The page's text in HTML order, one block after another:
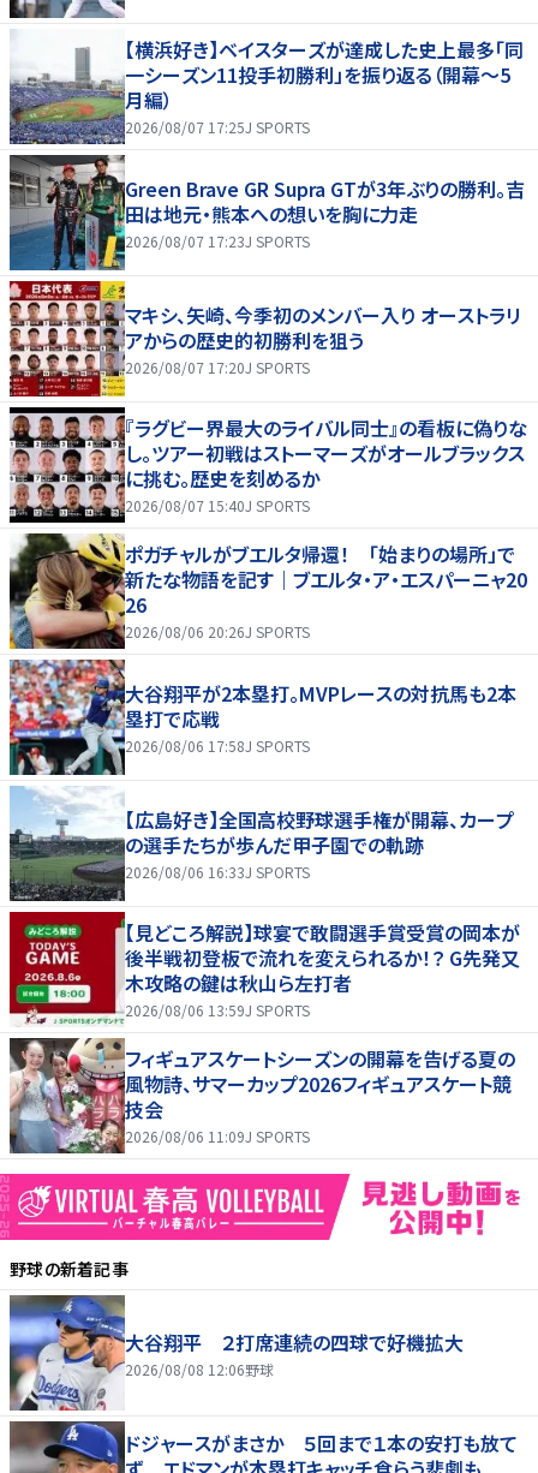
【横浜好き】ベイスターズが達成した史上最多「同
一シーズン11投手初勝利」を振り返る（開幕～5
月編）
2026/08/07 17:25J SPORTS
Green Brave GR Supra GTが3年ぶりの勝利。吉
田は地元・熊本への想いを胸に力走
2026/08/07 17:23J SPORTS
マキシ、矢崎、今季初のメンバー入り オーストラリ
アからの歴史的初勝利を狙う
2026/08/07 17:20J SPORTS
『ラグビー界最大のライバル同士』の看板に偽りな
し。ツアー初戦はストーマーズがオールブラックス
に挑む。歴史を刻めるか
2026/08/07 15:40J SPORTS
ポガチャルがブエルタ帰還！ 「始まりの場所」で
新たな物語を記す｜ブエルタ・ア・エスパーニャ20
26
2026/08/06 20:26J SPORTS
大谷翔平が2本塁打。MVPレースの対抗馬も2本
塁打で応戦
2026/08/06 17:58J SPORTS
【広島好き】全国高校野球選手権が開幕、カープ
の選手たちが歩んだ甲子園での軌跡
2026/08/06 16:33J SPORTS
【見どころ解説】球宴で敢闘選手賞受賞の岡本が
後半戦初登板で流れを変えられるか！？ G先発又
木攻略の鍵は秋山ら左打者
2026/08/06 13:59J SPORTS
フィギュアスケートシーズンの開幕を告げる夏の
風物詩、サマーカップ2026フィギュアスケート競
技会
2026/08/06 11:09J SPORTS
野球の新着記事
大谷翔平 ２打席連続の四球で好機拡大
2026/08/08 12:06野球
ドジャースがまさか ５回まで１本の安打も放て